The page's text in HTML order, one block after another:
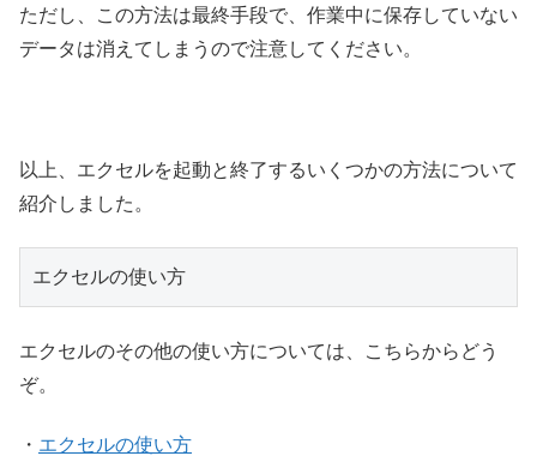
ただし、この方法は最終手段で、作業中に保存していない
データは消えてしまうので注意してください。
以上、エクセルを起動と終了するいくつかの方法について
紹介しました。
エクセルの使い方
エクセルのその他の使い方については、こちらからどう
ぞ。
・ エクセルの使い方